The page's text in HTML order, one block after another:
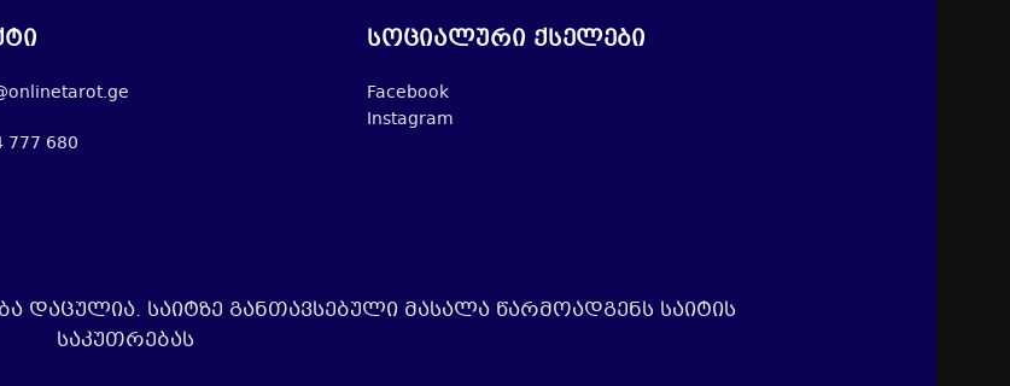
777 680
სოციალური ქსელები
Facebook
Instagram
დაცულია. საიტზე განთავსებული მასალა წარმოადგენს საიტის
საკუთრებას